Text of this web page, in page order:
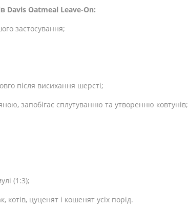
Davis Oatmeal Leave-On:
застосування;
після висихання шерсті;
запобігає сплутуванню та утворенню ковтунів;
(1:3);
цуценят і кошенят усіх порід.